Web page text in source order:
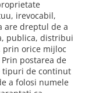
irevocabil,
are dreptul de a
publica, distribui
prin orice mijloc
postarea de
tipuri de continut
a folosi numele